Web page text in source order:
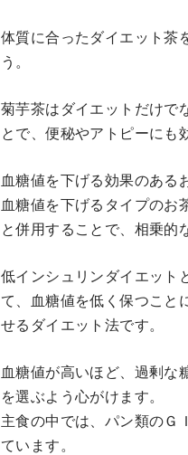
体質に合ったダイエット茶
う。
菊芋茶はダイエットだけで
とで、便秘やアトピーにも
血糖値を下げる効果のある
血糖値を下げるタイプのお
と併用することで、相乗的
低インシュリンダイエット
て、血糖値を低く保つこと
せるダイエット法です。
血糖値が高いほど、過剰な
を選ぶよう心がけます。
主食の中では、パン類のＧ
ています。